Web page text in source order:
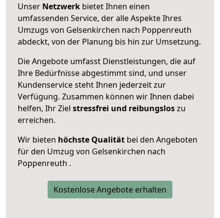
Unser Netzwerk bietet Ihnen einen
umfassenden Service, der alle Aspekte Ihres
Umzugs von Gelsenkirchen nach Poppenreuth
abdeckt, von der Planung bis hin zur Umsetzung.
Die Angebote umfasst Dienstleistungen, die auf
Ihre Bedürfnisse abgestimmt sind, und unser
Kundenservice steht Ihnen jederzeit zur
Verfügung. Zusammen können wir Ihnen dabei
helfen, Ihr Ziel stressfrei und reibungsloszu
erreichen.
Wir bieten höchste Qualität bei den Angeboten
für den Umzug von Gelsenkirchen nach
Poppenreuth .
Kostenlose Angebote erhalten